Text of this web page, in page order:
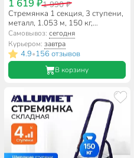
1 619 ₽1 990 ₽
Стремянка 1 секция, 3 ступени,
металл, 1.053 м, 150 кг,
широкая ступень, WK6018-3A
Самовывоз:сегодня
Курьером:завтра
4.9•156 отзывов
В корзину